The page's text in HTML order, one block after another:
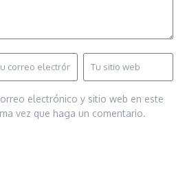
electrónico y sitio web en este
vez que haga un comentario.